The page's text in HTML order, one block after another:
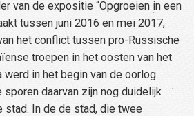
van de expositie “Opgroeien in een
tussen juni 2016 en mei 2017,
het conflict tussen pro-Russische
troepen in het oosten van het
werd in het begin van de oorlog
daarvan zijn nog duidelijk
stad. In de de stad, die twee